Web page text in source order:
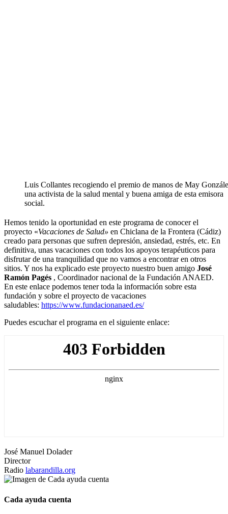
Luis Collantes recogiendo el premio de manos de May
una activista de la salud mental y buena amiga de esta emisora
social.
Hemos tenido la oportunidad en este programa de conocer el
proyecto «Vacaciones de Salud» en Chiclana de la Frontera (Cádiz)
creado para personas que sufren depresión, ansiedad, estrés, etc. En
definitiva, unas vacaciones con todos los apoyos terapéuticos para
disfrutar de una tranquilidad que no vamos a encontrar en otros
sitios. Y nos ha explicado este proyecto nuestro buen amigo José
Ramón Pagés , Coordinador nacional de la Fundación ANAED.
En este enlace podemos tener toda la información sobre esta
fundación y sobre el proyecto de vacaciones
saludables: https://www.fundacionanaed.es/
Puedes escuchar el programa en el siguiente enlace:
José Manuel Dolader
Director
Radio labarandilla.org
Cada ayuda cuenta